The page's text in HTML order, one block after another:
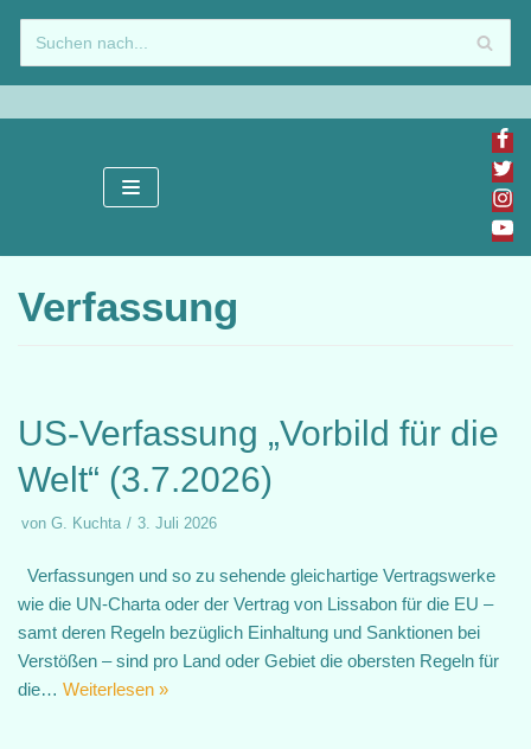
Zum
Inhalt
springen
Verfassung
US-Verfassung „Vorbild für die
Welt“ (3.7.2026)
von G. Kuchta 3. Juli 2026
Verfassungen und so zu sehende gleichartige Vertragswerke
wie die UN-Charta oder der Vertrag von Lissabon für die EU –
samt deren Regeln bezüglich Einhaltung und Sanktionen bei
Verstößen – sind pro Land oder Gebiet die obersten Regeln für
die… Weiterlesen »